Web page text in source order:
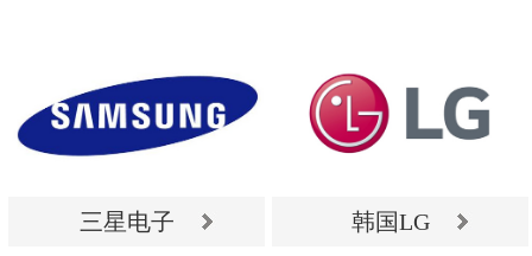
友晟光电
广州通标标准技术服务
有限公司
三星电子 韩国LG